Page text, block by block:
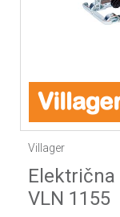
1
Villager
VLN 1155